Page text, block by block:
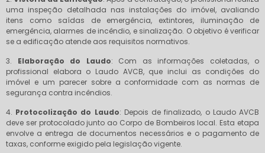
uma inspeção detalhada nas instalações do imóvel, avaliando
itens como saídas de emergência, extintores, iluminação de
emergência, alarmes de incêndio, e sinalização. O objetivo é verificar
se a edificação atende aos requisitos normativos.
3. Elaboração do Laudo: Com as informações coletadas, o
profissional elabora o Laudo AVCB, que inclui as condições do
imóvel e um parecer sobre a conformidade com as normas de
segurança contra incêndios.
4. Protocolização do Laudo: Depois de finalizado, o Laudo AVCB
deve ser protocolado junto ao Corpo de Bombeiros local. Esta etapa
envolve a entrega de documentos necessários e o pagamento de
taxas, conforme exigido pela legislação vigente.